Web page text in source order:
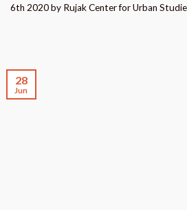
6th 2020 by Rujak Center for Urban
28
Jun